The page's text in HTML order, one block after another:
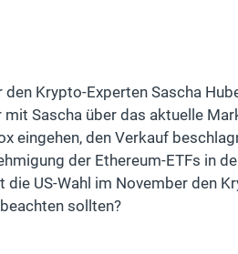
Krypto-Experten Sascha
Sascha über das aktuelle
eingehen, den Verkauf
der Ethereum-ETFs in
US-Wahl im November den
sollten?